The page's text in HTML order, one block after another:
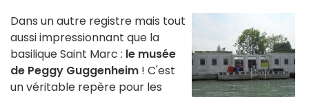
Dans un autre registre mais tout
aussi impressionnant que la
basilique Saint Marc : le musée
de Peggy Guggenheim ! C'est
un véritable repère pour les